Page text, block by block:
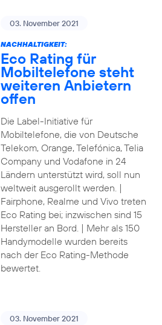
03. November 2021
NACHHALTIGKEIT:
Eco Rating für
Mobiltelefone steht
weiteren Anbietern
offen
Die Label-Initiative für
Mobiltelefone, die von Deutsche
Telekom, Orange, Telefónica, Telia
Company und Vodafone in 24
Ländern unterstützt wird, soll nun
weltweit ausgerollt werden. |
Fairphone, Realme und Vivo treten
Eco Rating bei; inzwischen sind 15
Hersteller an Bord. | Mehr als 150
Handymodelle wurden bereits
nach der Eco Rating-Methode
bewertet.
03. November 2021